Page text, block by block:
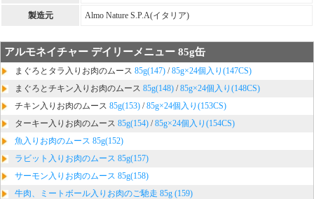
製造元 Almo Nature S.P.A(イタリア)
アルモネイチャー デイリーメニュー 85g缶
まぐろとタラ入りお肉のムース 85g(147) /85g×24個入り(147CS)
まぐろとチキン入りお肉のムース 85g(148) /85g×24個入り(148CS)
チキン入りお肉のムース 85g(153) /85g×24個入り(153CS)
ターキー入りお肉のムース 85g(154) /85g×24個入り(154CS)
魚入りお肉のムース 85g(152)
ラビット入りお肉のムース 85g(157)
サーモン入りお肉のムース 85g(158)
牛肉、ミートボール入りお肉のご馳走 85g (159)